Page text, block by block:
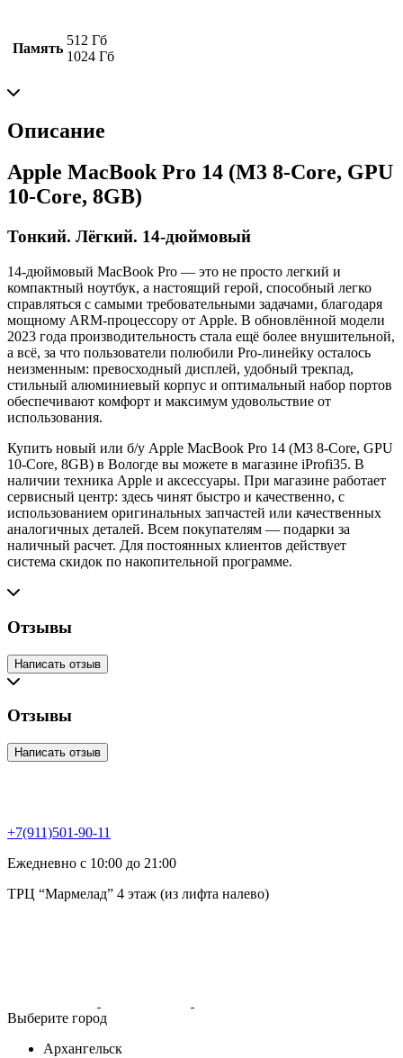
Память
512 Гб
1024 Гб
Описание
Apple MacBook Pro 14 (M3 8-Core, GPU
10-Core, 8GB)
Тонкий. Лёгкий. 14-дюймовый
14-дюймовый MacBook Pro — это не просто легкий и
компактный ноутбук, а настоящий герой, способный легко
справляться с самыми требовательными задачами, благодаря
мощному ARM-процессору от Apple. В обновлённой модели
2023 года производительность стала ещё более внушительной,
а всё, за что пользователи полюбили Pro-линейку осталось
неизменным: превосходный дисплей, удобный трекпад,
стильный алюминиевый корпус и оптимальный набор портов
обеспечивают комфорт и максимум удовольствие от
использования.
Купить новый или б/у Apple MacBook Pro 14 (M3 8-Core, GPU
10-Core, 8GB) в Вологде вы можете в магазине iProfi35. В
наличии техника Apple и аксессуары. При магазине работает
сервисный центр: здесь чинят быстро и качественно, с
использованием оригинальных запчастей или качественных
аналогичных деталей. Всем покупателям ― подарки за
наличный расчет. Для постоянных клиентов действует
система скидок по накопительной программе.
Отзывы
Написать отзыв
Отзывы
Написать отзыв
+7(911)501-90-11
Ежедневно с 10:00 до 21:00
ТРЦ “Мармелад” 4 этаж (из лифта налево)
Выберите город
Архангельск